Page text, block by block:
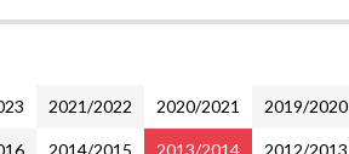
2021/2022 2020/2021 2019/2020
2014/2015 2013/2014 2012/2013